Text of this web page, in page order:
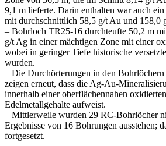
9,1 m lieferte. Darin enthalten war auch
mit durchschnittlich 58,5 g/t Au und 158,0
– Bohrloch TR25-16 durchteufte 50,2 m
g/t Ag in einer mächtigen Zone mit einer
wobei in geringer Tiefe historische
wurden.
– Die Durchörterungen in den
zeigen erneut, dass die Ag-Au-
innerhalb einer oberflächennahen
Edelmetallgehalte aufweist.
– Mittlerweile wurden 29 RC-Bohrlöcher
Ergebnisse von 16 Bohrungen ausstehen;
fortgesetzt.